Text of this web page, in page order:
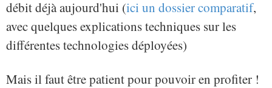
débit déjà aujourd'hui (ici un dossier comparatif,
avec quelques explications techniques sur les
différentes technologies déployées)
Mais il faut être patient pour pouvoir en profiter !